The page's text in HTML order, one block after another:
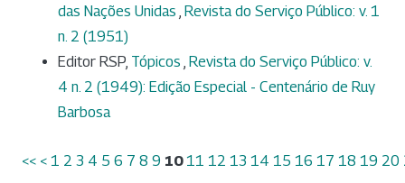
das Nações Unidas , Revista do Serviço Público: v. 1
n. 2 (1951)
Editor RSP, Tópicos , Revista do Serviço Público: v.
4 n. 2 (1949): Edição Especial - Centenário de Ruy
Barbosa
<< < 1 2 3 4 5 6 7 8 9 10 11 12 13 14 15 16 17 18 19 20